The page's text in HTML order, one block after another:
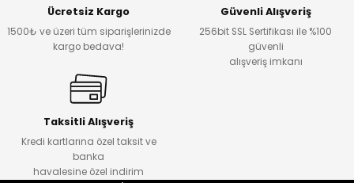
Ücretsiz Kargo
1500₺ ve üzeri tüm siparişlerinizde
kargo bedava!
Güvenli Alışveriş
256bit SSL Sertifikası ile %100
güvenli
alışveriş imkanı
Taksitli Alışveriş
Kredi kartlarına özel taksit ve
banka
havalesine özel indirim